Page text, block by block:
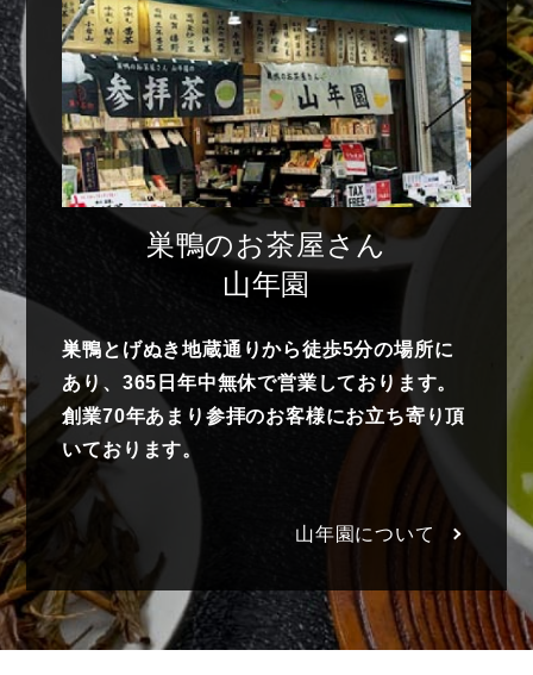
巣鴨のお茶屋さん
山年園
巣鴨とげぬき地蔵通りから徒歩5分の場所に
あり、365日年中無休で営業しております。
創業70年あまり参拝のお客様にお立ち寄り頂
いております。
山年園について